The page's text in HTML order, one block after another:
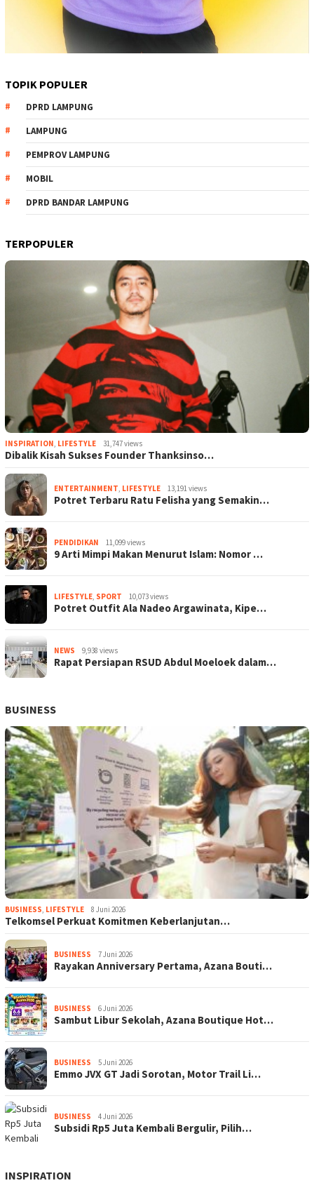
TOPIK POPULER
DPRD LAMPUNG
LAMPUNG
PEMPROV LAMPUNG
MOBIL
DPRD BANDAR LAMPUNG
TERPOPULER
INSPIRATION, LIFESTYLE 31,747 views
Dibalik Kisah Sukses Founder Thanksinso…
ENTERTAINMENT, LIFESTYLE 13,191 views
Potret Terbaru Ratu Felisha yang Semakin…
PENDIDIKAN 11,099 views
9 Arti Mimpi Makan Menurut Islam: Nomor …
LIFESTYLE, SPORT 10,073 views
Potret Outfit Ala Nadeo Argawinata, Kipe…
NEWS 9,938 views
Rapat Persiapan RSUD Abdul Moeloek dalam…
BUSINESS
BUSINESS, LIFESTYLE 8 Juni 2026
Telkomsel Perkuat Komitmen Keberlanjutan…
BUSINESS 7 Juni 2026
Rayakan Anniversary Pertama, Azana Bouti…
BUSINESS 6 Juni 2026
Sambut Libur Sekolah, Azana Boutique Hot…
BUSINESS 5 Juni 2026
Emmo JVX GT Jadi Sorotan, Motor Trail Li…
BUSINESS 4 Juni 2026
Subsidi Rp5 Juta Kembali Bergulir, Pilih…
INSPIRATION